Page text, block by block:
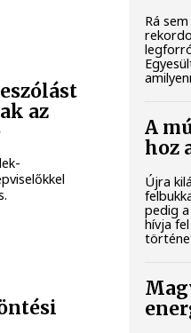
az
Rá
A
hoz
Újra
pedig
hívja